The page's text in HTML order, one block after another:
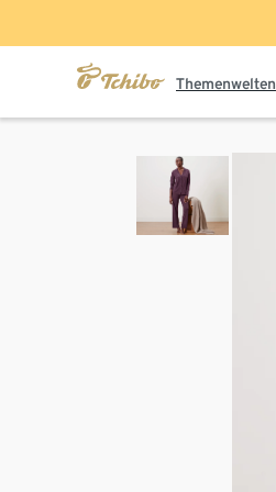
Themenwelten